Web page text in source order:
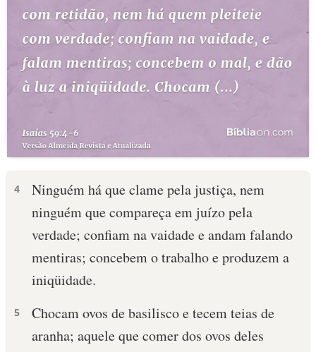
4
Ninguém há que clame pela justiça, nem
ninguém que compareça em juízo pela
verdade; confiam na vaidade e andam falando
mentiras; concebem o trabalho e produzem a
iniqüidade.
5
Chocam ovos de basilisco e tecem teias de
aranha; aquele que comer dos ovos deles